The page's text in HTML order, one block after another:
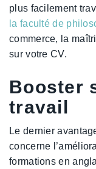
plus facilement
la faculté de
commerce, la
sur votre CV.
Booster
travail
Le dernier
concerne
formations en